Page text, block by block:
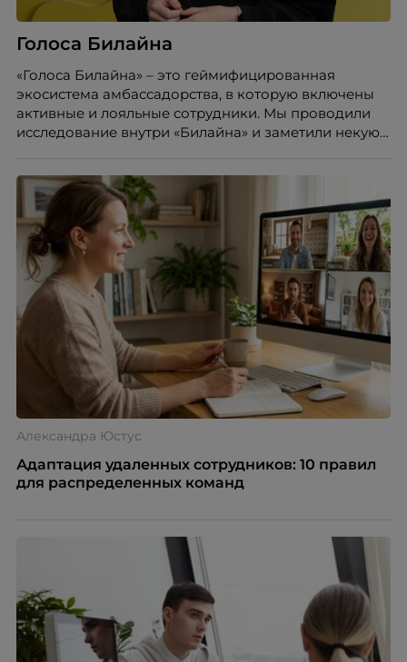
Голоса Билайна
«Голоса Билайна» – это геймифицированная
экосистема амбассадорства, в которую включены
активные и лояльные сотрудники. Мы проводили
исследование внутри «Билайна» и заметили некую
благодарности и публичного признания.
Александра Юстус
Адаптация удаленных сотрудников: 10 правил
для распределенных команд